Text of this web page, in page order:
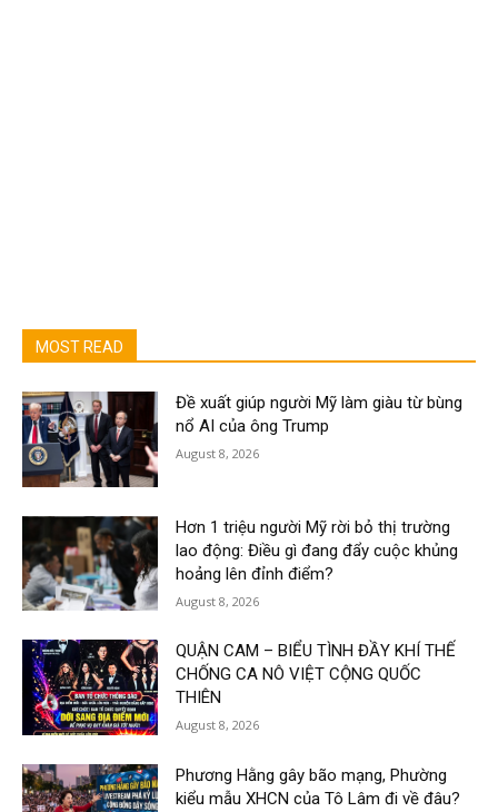
MOST READ
Đề xuất giúp người Mỹ làm giàu từ bùng
nổ AI của ông Trump
August 8, 2026
Hơn 1 triệu người Mỹ rời bỏ thị trường
lao động: Điều gì đang đẩy cuộc khủng
hoảng lên đỉnh điểm?
August 8, 2026
QUẬN CAM – BIỂU TÌNH ĐẦY KHÍ THẾ
CHỐNG CA NÔ VIỆT CỘNG QUỐC
THIÊN
August 8, 2026
Phương Hằng gây bão mạng, Phường
kiểu mẫu XHCN của Tô Lâm đi về đâu?